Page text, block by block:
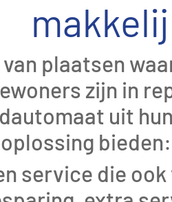
plaatsen
zijn in
uit
service die